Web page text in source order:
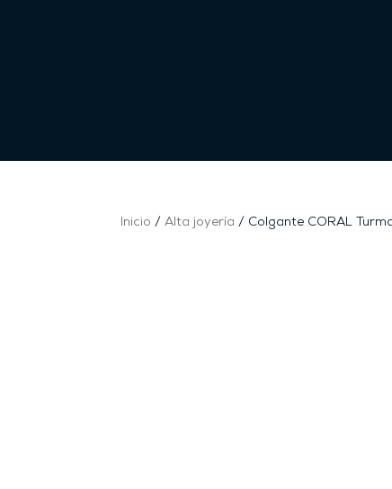
Inicio /Alta joyería / Colgante CORAL